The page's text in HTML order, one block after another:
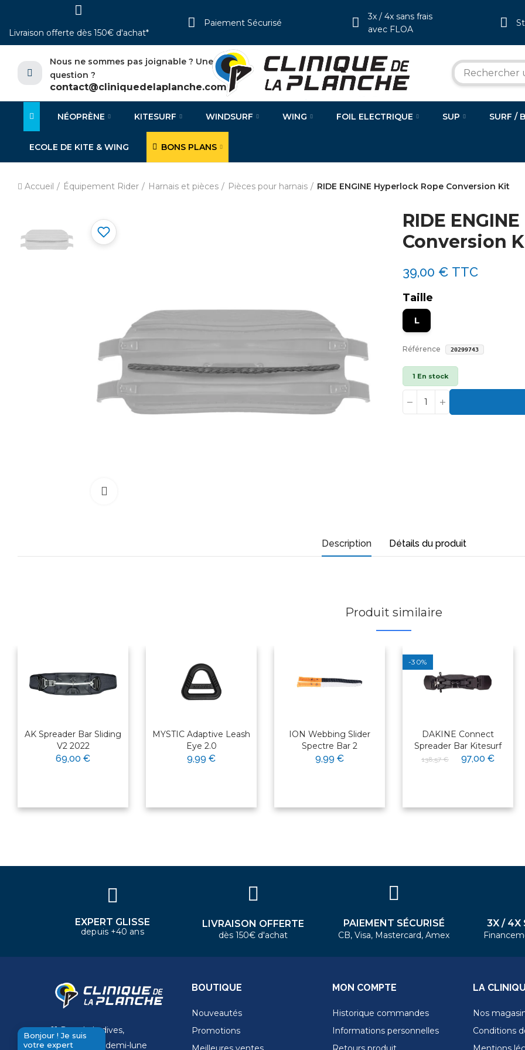
Livraison offerte dès 150€ d'achat*
Paiement Sécurisé
3x / 4x sans frais
avec FLOA
Nous ne sommes pas joignable ? Une
question ?
contact@cliniquedelaplanche.com
NÉOPRÈNE KITESURF WINDSURF WING FOIL ELECTRIQUE SUP SURF /
ECOLE DE KITE & WING BONS PLANS
Accueil Équipement Rider Harnais et pièces Pièces pour harnais RIDE ENGINE Hyperlock Rope Conversion Kit
RIDE
Conversion
39,00 € TTC
Taille
L
Référence 20299743
1 En stock
Description Détails du produit
Produit similaire
AK Spreader Bar Sliding
V2 2022
69,00 €
MYSTIC Adaptive Leash
Eye 2.0
9,99 €
ION Webbing Slider
Spectre Bar 2
9,99 €
-30%
DAKINE Connect
Spreader Bar Kitesurf
138,57 € 97,00 €
×
Bonjour ! Je suis
votre expert
EXPERT GLISSE
depuis +40 ans
LIVRAISON OFFERTE
dès 150€ d'achat
PAIEMENT SÉCURISÉ
CB, Visa, Mastercard, Amex
3X / 4X
11 Rue de la dives,
4 Place de la demi-lune
BOUTIQUE
Nouveautés
Promotions
MON COMPTE
Historique commandes
Informations personnelles
LA
Nos
Conditions